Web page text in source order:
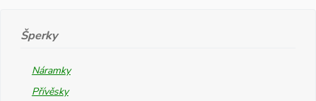
Šperky
Náramky
Přívěsky